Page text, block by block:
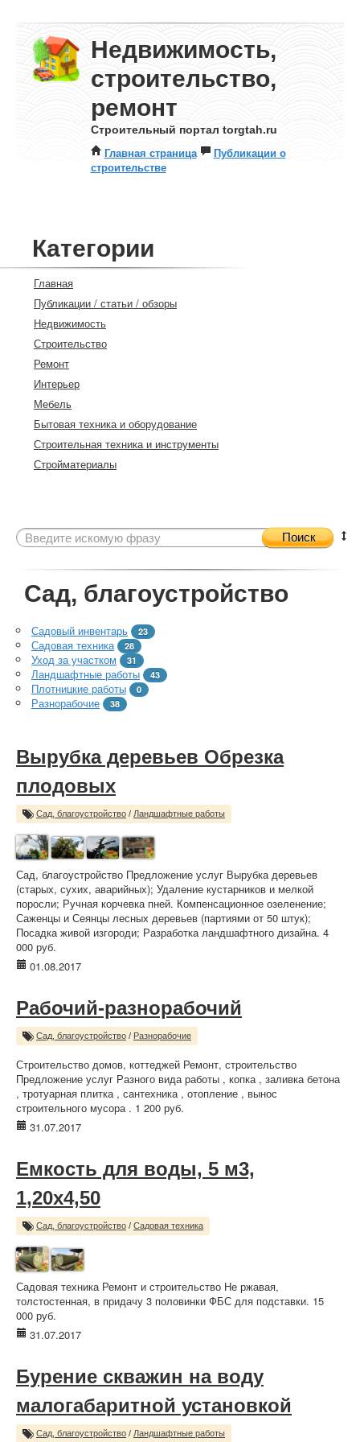
Недвижимость,
строительство,
ремонт
Строительный портал torgtah.ru
Главная страница
Публикации о
строительстве
Категории
Главная
Публикации / статьи / обзоры
Недвижимость
Строительство
Ремонт
Интерьер
Мебель
Бытовая техника и оборудование
Строительная техника и инструменты
Стройматериалы
Поиск
Сад, благоустройство
Садовый инвентарь 23
Садовая техника 28
Уход за участком 31
Ландшафтные работы 43
Плотницкие работы 0
Разнорабочие 38
Вырубка деревьев Обрезка
плодовых
Сад, благоустройство / Ландшафтные работы
Сад, благоустройство Предложение услуг Вырубка деревьев
(старых, сухих, аварийных); Удаление кустарников и мелкой
поросли; Ручная корчевка пней. Компенсационное озеленение;
Саженцы и Сеянцы лесных деревьев (партиями от 50 штук);
Посадка живой изгороди; Разработка ландшафтного дизайна. 4
000 руб.
01.08.2017
Рабочий-разнорабочий
Сад, благоустройство / Разнорабочие
Строительство домов, коттеджей Ремонт, строительство
Предложение услуг Разного вида работы , копка , заливка бетона
, тротуарная плитка , сантехника , отопление , вынос
строительного мусора . 1 200 руб.
31.07.2017
Емкость для воды, 5 м3,
1,20х4,50
Сад, благоустройство / Садовая техника
Садовая техника Ремонт и строительство Не ржавая,
толстостенная, в придачу 3 половинки ФБС для подставки. 15
000 руб.
31.07.2017
Бурение скважин на воду
малогабаритной установкой
Сад, благоустройство / Ландшафтные работы